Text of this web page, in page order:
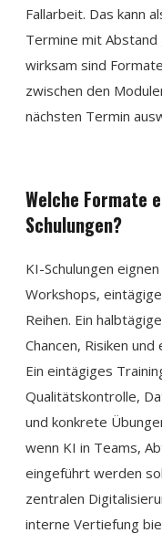
Fallarbeit. Das kann
Termine mit
wirksam sind
zwischen den
nächsten Termin
Welche Formate
Schulungen?
KI-Schulungen
Workshops,
Reihen. Ein
Chancen, Risiken
Ein eintägiges
Qualitätskontrolle,
und konkrete
wenn KI in Teams,
eingeführt werden
zentralen
interne Vertiefung